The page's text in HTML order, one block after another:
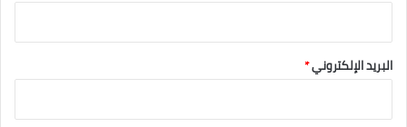
البريد الإلكتروني*